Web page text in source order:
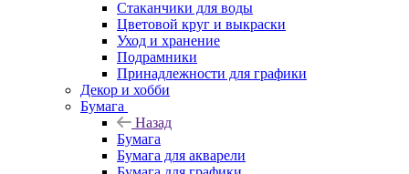
Стаканчики для воды
Цветовой круг и выкраски
Уход и хранение
Подрамники
Принадлежности для графики
Декор и хобби
Бумага
Назад
Бумага
Бумага для акварели